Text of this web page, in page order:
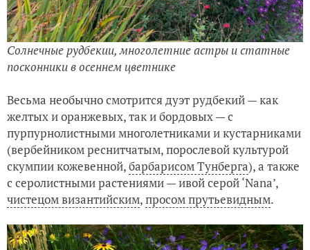
Солнечные рудбекии, многолетние астры и статные
посконники в осеннем цветнике
Весьма необычно смотрится дуэт рудбекий — как
желтых и оранжевых, так и бордовых — с
пурпурнолистными многолетниками и кустарниками
(вербейником реснитчатым, порослевой культурой
скумпии кожевенной,барбарисом Тунберга), а также
с серолистными растениями — ивой серой ‘Nana’,
чистецом византийским,просом прутьевидным.